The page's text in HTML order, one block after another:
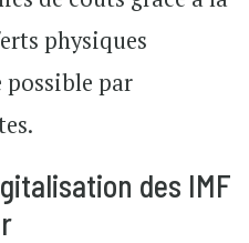
physiques
par
des IMF